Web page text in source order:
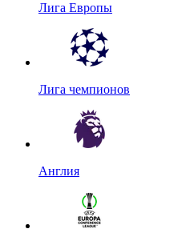
Лига Европы
Лига чемпионов
Англия